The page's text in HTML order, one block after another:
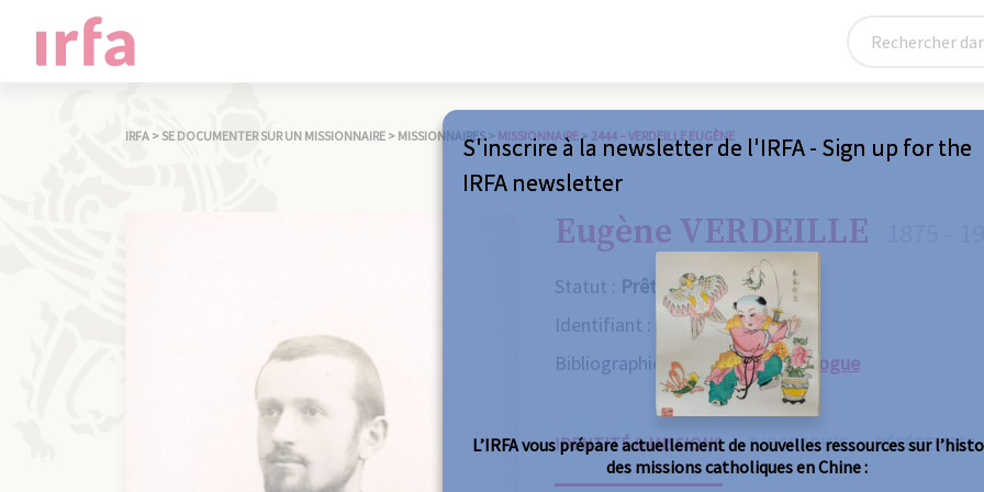
IRFA >SE DOCUMENTER SUR UN MISSIONNAIRE > MISSIONNAIRES > MISSIONNAIRE> 2444 – VERDEILLE EUGÈNE
Eugène VERDEILLE
Statut : Prêtre
Identifiant : 2444
Bibliographie :Consulter le catalogue
IDENTITÉ & MISSIONS BIOGRAPHIE RÉFÉRENCES
S'inscrire à la newsletter de l'IRFA - Sign up for the
IRFA newsletter
L’IRFA vous prépare actuellement de nouvelles ressources sur
des missions catholiques en Chine :